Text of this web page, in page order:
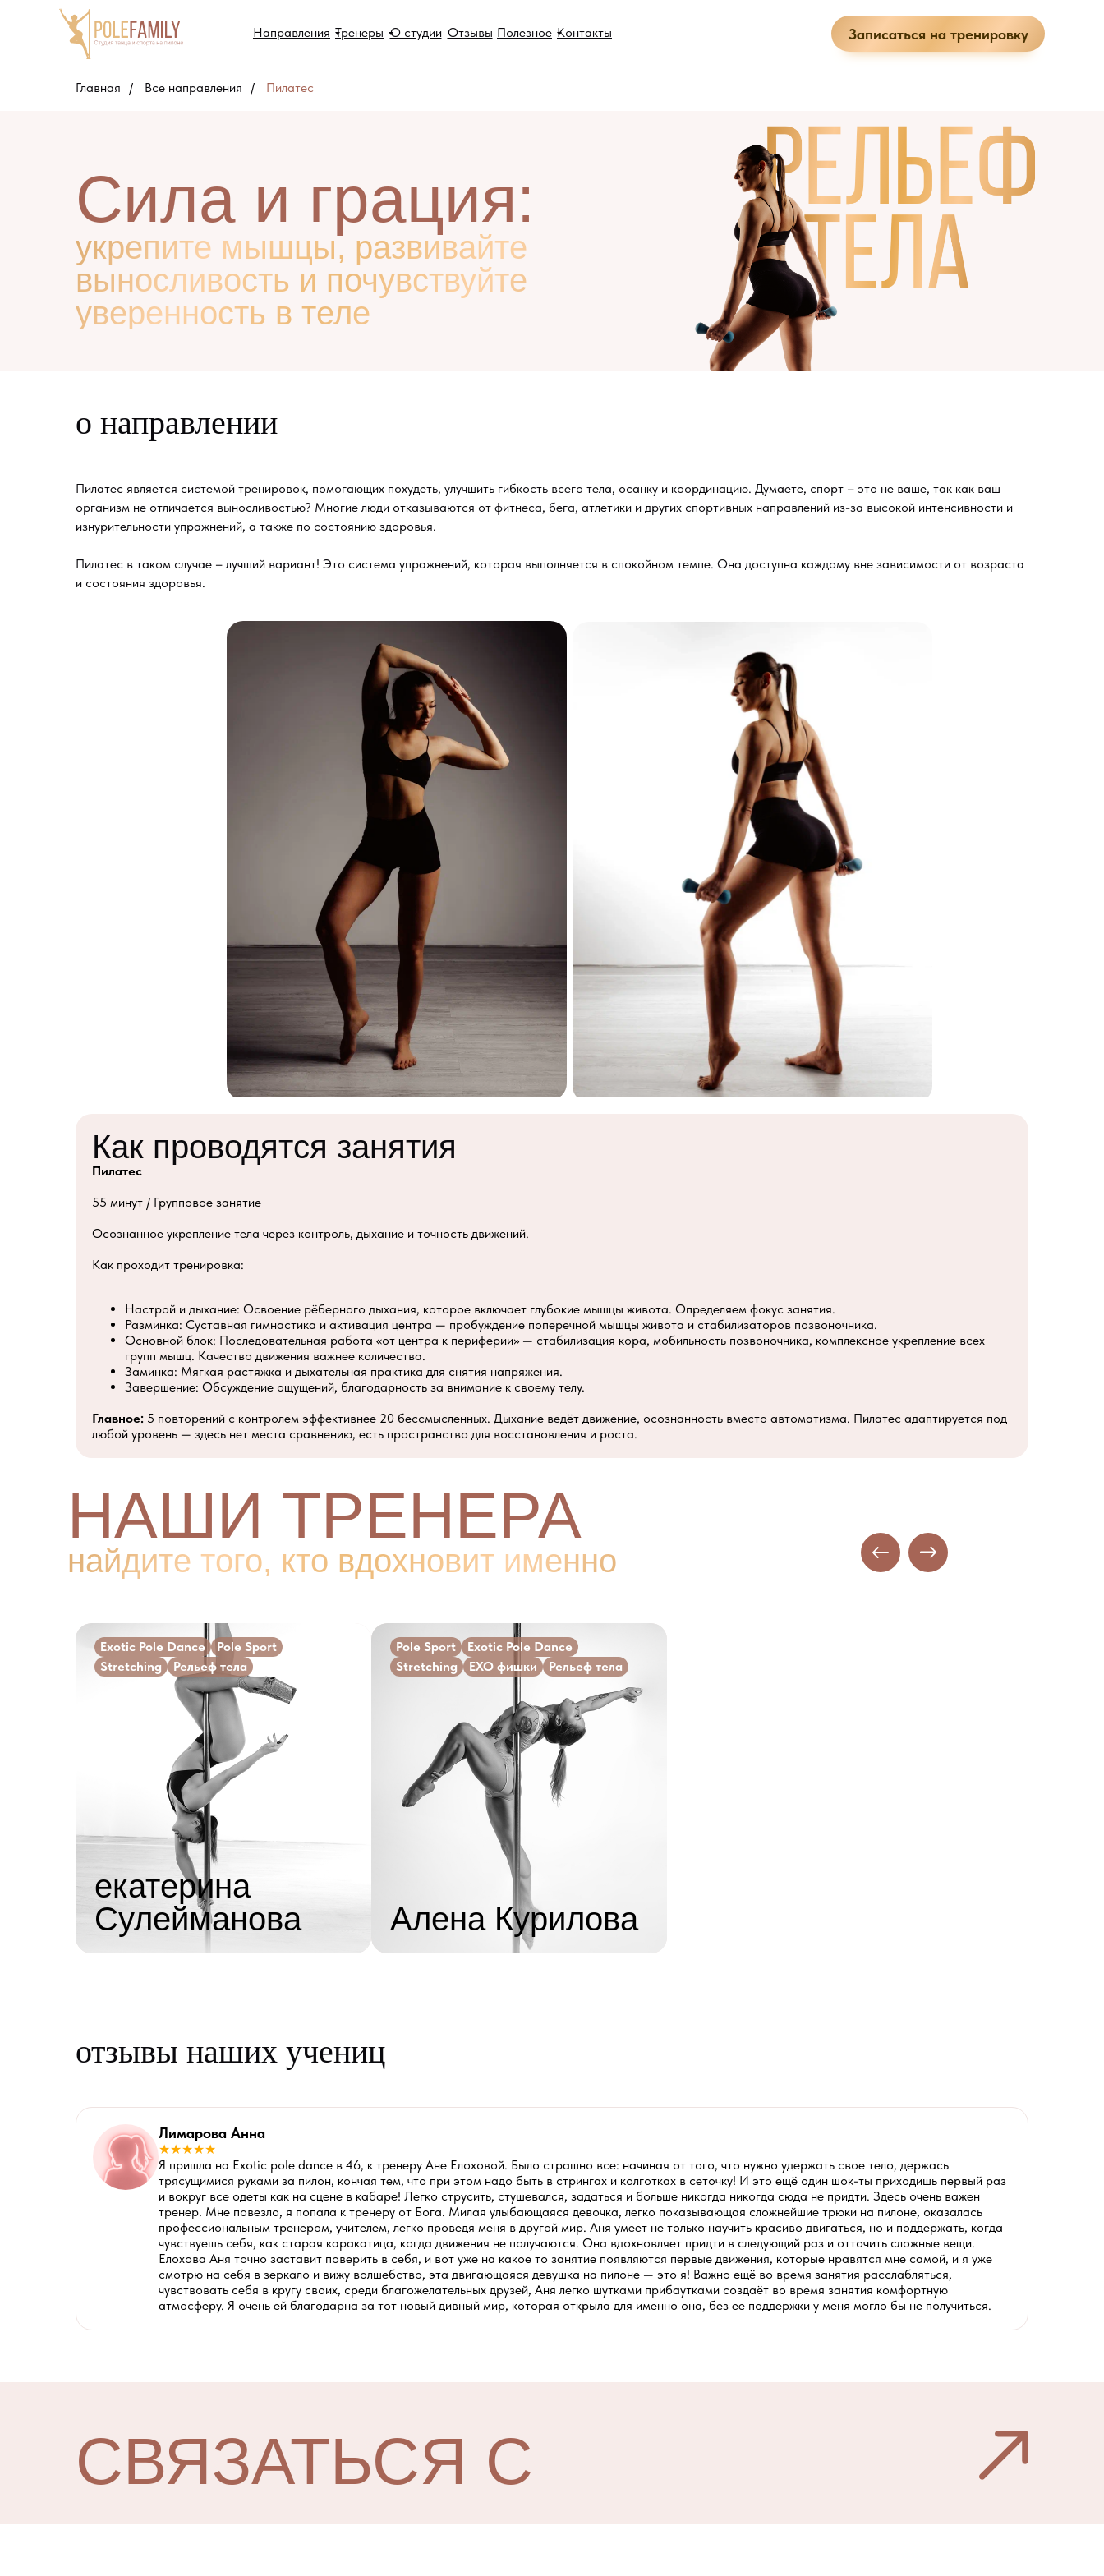
ЕЩЕ
Блог
Записаться на тренировку
Направления Тренеры О студии Отзывы Полезное Контакты
Главная / Все направления / Пилатес
укрепите мышцы, развивайте
выносливость и почувствуйте
уверенность в теле
Сила и грация:
о направлении
Пилатес является системой тренировок, помогающих похудеть, улучшить гибкость всего тела, осанку и координацию. Думаете, спорт – это не ваше, так как ваш
организм не отличается выносливостью? Многие люди отказываются от фитнеса, бега, атлетики и других спортивных направлений из-за высокой интенсивности и
изнурительности упражнений, а также по состоянию здоровья.
Пилатес в таком случае – лучший вариант! Это система упражнений, которая выполняется в спокойном темпе. Она доступна каждому вне зависимости от возраста
и состояния здоровья.
Как проводятся занятия
Пилатес
55 минут / Групповое занятие
Осознанное укрепление тела через контроль, дыхание и точность движений.
Как проходит тренировка:
Настрой и дыхание: Освоение рёберного дыхания, которое включает глубокие мышцы живота. Определяем фокус занятия.
Разминка: Суставная гимнастика и активация центра — пробуждение поперечной мышцы живота и стабилизаторов позвоночника.
Основной блок: Последовательная работа «от центра к периферии» — стабилизация кора, мобильность позвоночника, комплексное укрепление всех
групп мышц. Качество движения важнее количества.
Заминка: Мягкая растяжка и дыхательная практика для снятия напряжения.
Завершение: Обсуждение ощущений, благодарность за внимание к своему телу.
Главное: 5 повторений с контролем эффективнее 20 бессмысленных. Дыхание ведёт движение, осознанность вместо автоматизма. Пилатес адаптируется под
любой уровень — здесь нет места сравнению, есть пространство для восстановления и роста.
найдите того, кто вдохновит именно
НАШИ ТРЕНЕРА
Подробнее о тренере
Сила, сексуальность и грациозность.
Вдохновляет и мотивирует на развитие
Рядом с ней легко расслабиться и полюбить
екатерина
Сулейманова
Exotic Pole Dance
Pole Sport
Stretching
Рельеф тела
Подробнее о тренере
Мотиватор, достигатор, самый
заботливый наставник.
Алена Курилова
Pole Sport
Exotic Pole Dance
Stretching
EXO фишки Рельеф тела
отзывы наших учениц
Лимарова Анна
★★★★★
Я пришла на Exotic pole dance в 46, к тренеру Ане Елоховой. Было страшно все: начиная от того, что нужно удержать свое тело, держась
трясущимися руками за пилон, кончая тем, что при этом надо быть в стрингах и колготках в сеточку! И это ещё один шок-ты приходишь первый раз
и вокруг все одеты как на сцене в кабаре! Легко струсить, стушевался, задаться и больше никогда никогда сюда не придти. Здесь очень важен
тренер. Мне повезло, я попала к тренеру от Бога. Милая улыбающаяся девочка, легко показывающая сложнейшие трюки на пилоне, оказалась
профессиональным тренером, учителем, легко проведя меня в другой мир. Аня умеет не только научить красиво двигаться, но и поддержать, когда
чувствуешь себя, как старая каракатица, когда движения не получаются. Она вдохновляет придти в следующий раз и отточить сложные вещи.
Елохова Аня точно заставит поверить в себя, и вот уже на какое то занятие появляются первые движения, которые нравятся мне самой, и я уже
смотрю на себя в зеркало и вижу волшебство, эта двигающаяся девушка на пилоне — это я! Важно ещё во время занятия расслабляться,
чувствовать себя в кругу своих, среди благожелательных друзей, Аня легко шутками прибаутками создаёт во время занятия комфортную
атмосферу. Я очень ей благодарна за тот новый дивный мир, которая открыла для именно она, без ее поддержки у меня могло бы не получиться.
СВЯЗАТЬСЯ С